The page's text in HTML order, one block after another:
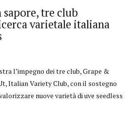
sapore, tre club
varietale italiana
l’impegno dei tre club, Grape &
Italian Variety Club, con il sostegno
nuove varietà di uve seedless